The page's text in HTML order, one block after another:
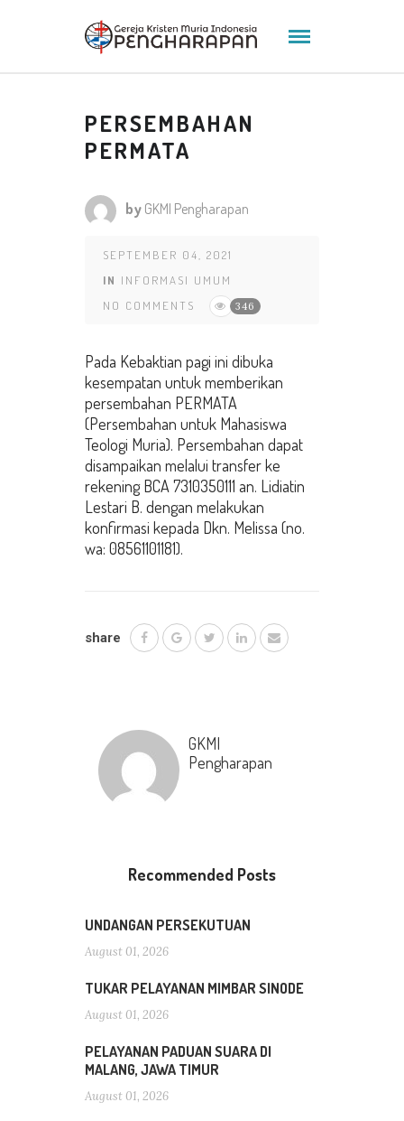
PERSEMBAHAN
PERMATA
by GKMI Pengharapan
SEPTEMBER 04, 2021
IN INFORMASI UMUM
NO COMMENTS
346
Pada Kebaktian pagi ini dibuka
kesempatan untuk memberikan
persembahan PERMATA
(Persembahan untuk Mahasiswa
Teologi Muria). Persembahan dapat
disampaikan melalui transfer ke
rekening BCA 7310350111 an. Lidiatin
Lestari B. dengan melakukan
konfirmasi kepada Dkn. Melissa (no.
wa: 08561101181).
share
GKMI
Pengharapan
Recommended Posts
UNDANGAN PERSEKUTUAN
August 01, 2026
TUKAR PELAYANAN MIMBAR SINODE
August 01, 2026
PELAYANAN PADUAN SUARA DI
MALANG, JAWA TIMUR
August 01, 2026